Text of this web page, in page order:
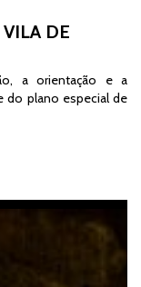
DE
a orientação e a
do plano especial de